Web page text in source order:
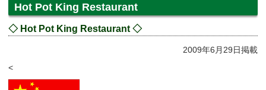
Hot Pot King Restaurant
◇ Hot Pot King Restaurant ◇
2009年6月29日掲載
<